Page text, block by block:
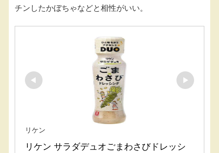
チンしたかぼちゃなどと相性がいい。
リケン
リケン サラダデュオごまわさびドレッシ